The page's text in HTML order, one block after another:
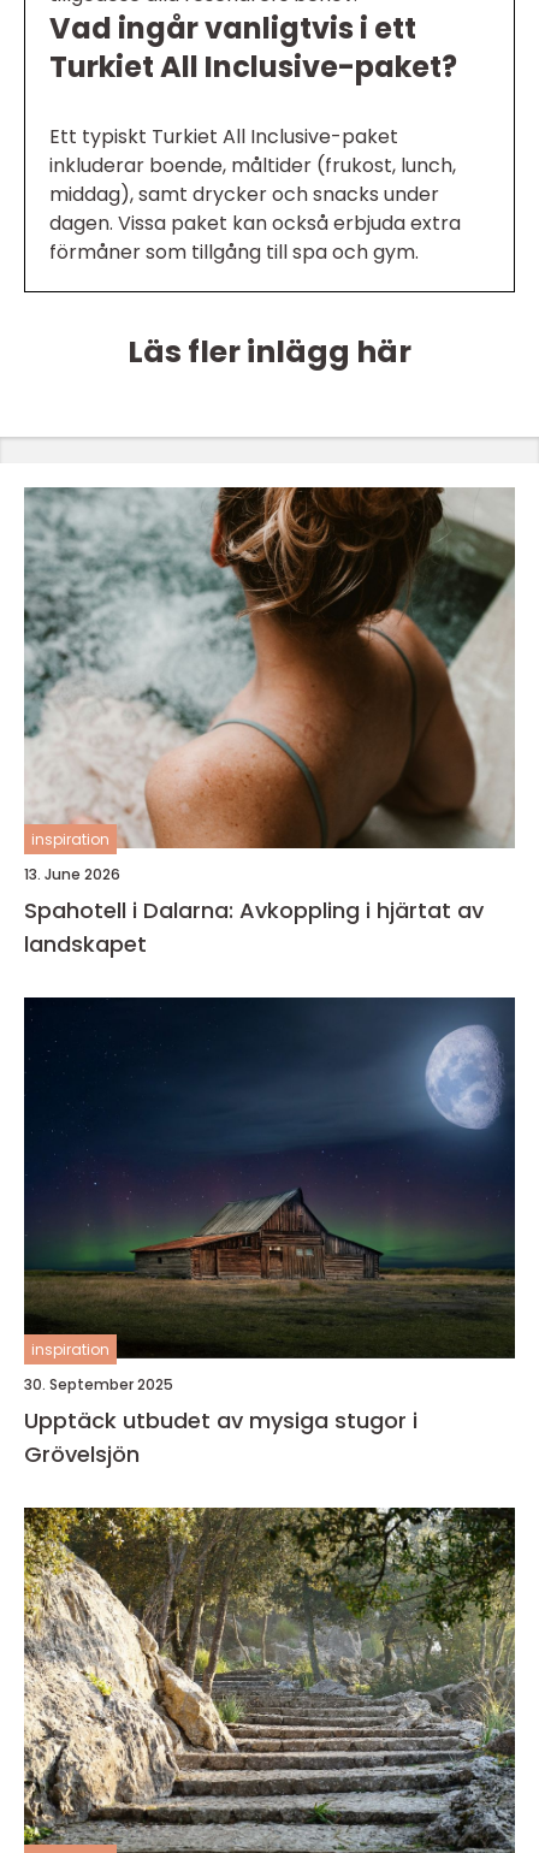
Vad ingår vanligtvis i ett
Turkiet All Inclusive-paket?
Ett typiskt Turkiet All Inclusive-paket
inkluderar boende, måltider (frukost, lunch,
middag), samt drycker och snacks under
dagen. Vissa paket kan också erbjuda extra
förmåner som tillgång till spa och gym.
Läs fler inlägg här
inspiration
13. June 2026
Spahotell i Dalarna: Avkoppling i hjärtat av
landskapet
inspiration
30. September 2025
Upptäck utbudet av mysiga stugor i
Grövelsjön